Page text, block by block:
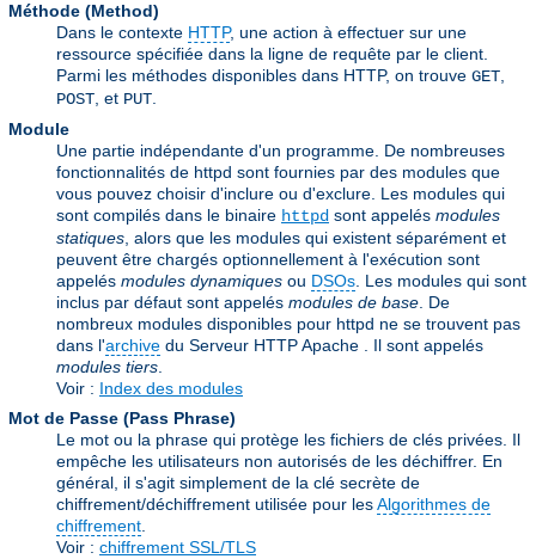
Méthode (Method)
Dans le contexte HTTP, une action à effectuer sur une
ressource spécifiée dans la ligne de requête par le client.
Parmi les méthodes disponibles dans HTTP, on trouve GET
POST , et PUT
Module
Une partie indépendante d'un programme. De nombreuses
fonctionnalités de httpd sont fournies par des modules que
vous pouvez choisir d'inclure ou d'exclure. Les modules qui
sont compilés dans le binaire httpd sont appelés modules
statiques , alors que les modules qui existent séparément et
peuvent être chargés optionnellement à l'exécution sont
appelés modules dynamiques ou DSOs . Les modules qui sont
inclus par défaut sont appelés modules de base . De
nombreux modules disponibles pour httpd ne se trouvent pas
dans l'archive du Serveur HTTP Apache . Il sont appelés
modules tiers
Voir : Index des modules
Mot de Passe (Pass Phrase)
Le mot ou la phrase qui protège les fichiers de clés privées. Il
empêche les utilisateurs non autorisés de les déchiffrer. En
général, il s'agit simplement de la clé secrète de
chiffrement/déchiffrement utilisée pour lesAlgorithmes de
chiffrement
Voir : chiffrement SSL/TLS